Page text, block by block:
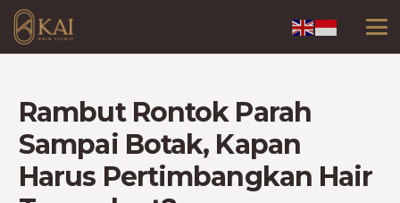
Rambut Rontok Parah
Sampai Botak, Kapan
Harus Pertimbangkan Hair